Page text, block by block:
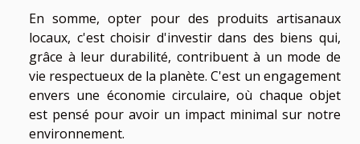
En somme, opter pour des produits artisanaux
locaux, c'est choisir d'investir dans des biens qui,
grâce à leur durabilité, contribuent à un mode de
vie respectueux de la planète. C'est un engagement
envers une économie circulaire, où chaque objet
est pensé pour avoir un impact minimal sur notre
environnement.